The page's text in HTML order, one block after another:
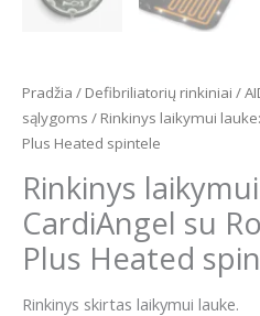
Pradžia / Defibriliatorių rinkiniai /
sąlygoms / Rinkinys laikymui
Plus Heated spintele
Rinkinys
CardiAngel su
Plus Heated
Rinkinys skirtas laikymui lauke.